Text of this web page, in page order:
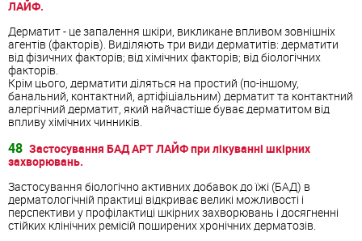
ЛАЙФ.
Дерматит - це запалення шкіри, викликане впливом зовнішніх
агентів (факторів). Виділяють три види дерматитів: дерматити
від фізичних факторів; від хімічних факторів; від біологічних
факторів.
Крім цього, дерматити діляться на простий (​​по-іншому,
банальний, контактний, артіфіціальним) дерматит та контактний
алергічний дерматит, який найчастіше буває дерматитом від
впливу хімічних чинників.
48 Застосування БАД АРТ ЛАЙФ при лікуванні шкірних
захворювань.
Застосування біологічно активних добавок до їжі (БАД) в
дерматологічній практиці відкриває великі можливості і
перспективи у профілактиці шкірних захворювань і досягненні
стійких клінічних ремісій поширених хронічних дерматозів.